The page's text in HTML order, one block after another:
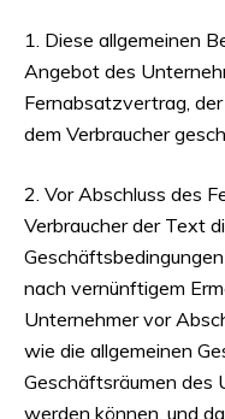
1. Diese allgemeinen
Angebot des
Fernabsatzvertrag,
dem Verbraucher
2. Vor Abschluss des
Verbraucher der Text
nach vernünftigem
Unternehmer vor
wie die allgemeinen
Geschäftsräumen des
werden können, und